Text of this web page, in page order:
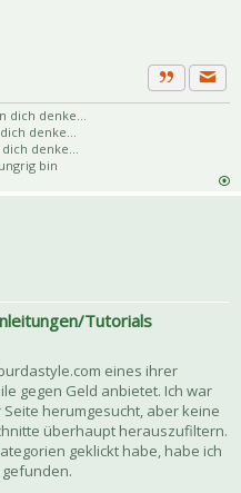
Zitat
dich denke...
denke...
denke...
bin
Tutorials
eines ihrer
gegen Geld anbietet. Ich war
herumgesucht, aber keine
überhaupt herauszufiltern.
geklickt habe, habe ich